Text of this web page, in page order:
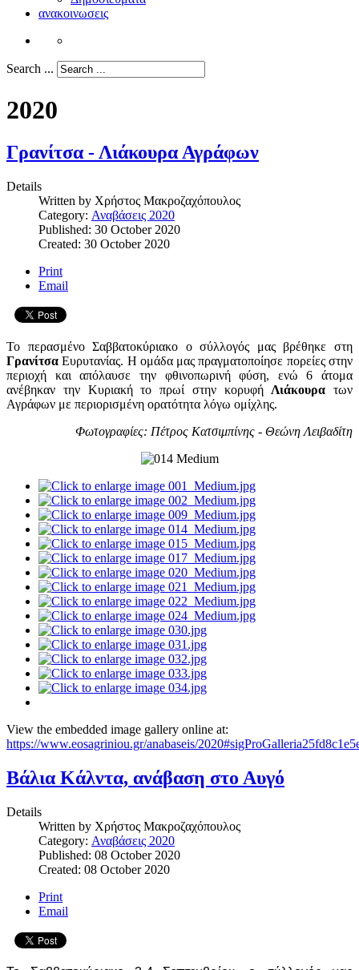
ανακοινωσεις
Search ...
2020
Γρανίτσα - Λιάκουρα Αγράφων
Details
Written by Χρήστος Μακροζαχόπουλος
Category: Αναβάσεις 2020
Published: 30 October 2020
Created: 30 October 2020
Print
Email
Το περασμένο Σαββατοκύριακο ο σύλλογός μας βρέθηκε στη
Γρανίτσα Ευρυτανίας. Η ομάδα μας πραγματοποίησε πορείες στην
περιοχή και απόλαυσε την φθινοπωρινή φύση, ενώ 6 άτομα
ανέβηκαν την Κυριακή το πρωί στην κορυφή Λιάκουρα των
Αγράφων με περιορισμένη ορατότητα λόγω ομίχλης.
Φωτογραφίες: Πέτρος Κατσιμπίνης - Θεώνη Λειβαδίτη
View the embedded image gallery online at:
https://www.eosagriniou.gr/anabaseis/
Βάλια Κάλντα, ανάβαση στο Αυγό
Details
Written by Χρήστος Μακροζαχόπουλος
Category: Αναβάσεις 2020
Published: 08 October 2020
Created: 08 October 2020
Print
Email